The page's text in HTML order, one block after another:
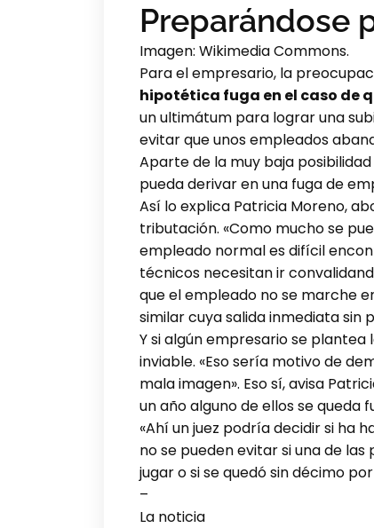
Preparándose
Imagen: Wikimedia Commons.
Para el empresario, la
hipotética fuga en el caso de
un ultimátum para lograr una
evitar que unos empleados
Aparte de la muy baja
pueda derivar en una fuga de
Así lo explica Patricia Moreno,
tributación. «Como mucho se
empleado normal es difícil
técnicos necesitan ir
que el empleado no se marche
similar cuya salida inmediata sin
Y si algún empresario se
inviable. «Eso sería motivo de
mala imagen». Eso sí, avisa
un año alguno de ellos se queda
«Ahí un juez podría decidir si ha
no se pueden evitar si una de
jugar o si se quedó sin décimo
–
La noticia